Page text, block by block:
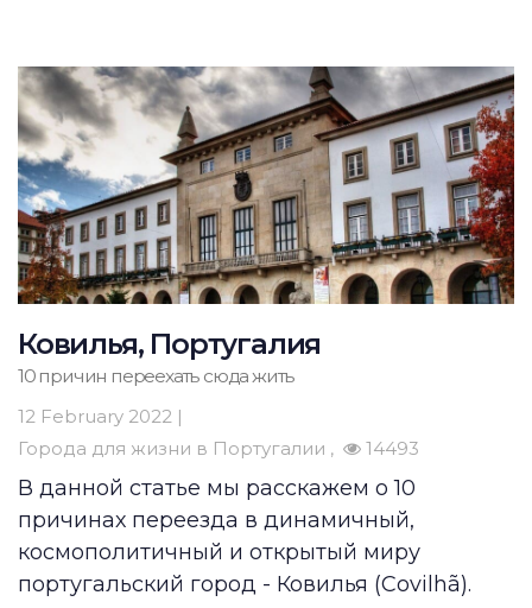
Ковилья, Португалия
10 причин переехать сюда жить
12 February 2022 |
Города для жизни в Португалии
14493
В данной статье мы расскажем о 10
причинах переезда в динамичный,
космополитичный и открытый миру
португальский город - Ковилья (Covilhã).